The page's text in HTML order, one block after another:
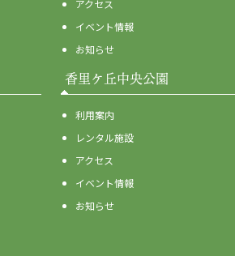
アクセス
イベント情報
お知らせ
香里ケ丘中央公園
利用案内
レンタル施設
アクセス
イベント情報
お知らせ